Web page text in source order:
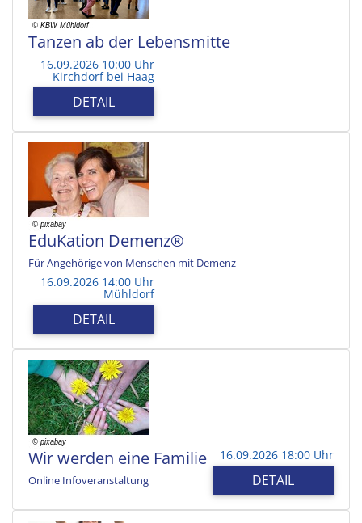
Tanzen ab der Lebensmitte
16.09.2026 10:00 Uhr
Kirchdorf bei Haag
DETAIL
EduKation Demenz®
Für Angehörige von Menschen mit Demenz
16.09.2026 14:00 Uhr
Mühldorf
DETAIL
Wir werden eine Familie
Online Infoveranstaltung
16.09.2026 18:00 Uhr
DETAIL